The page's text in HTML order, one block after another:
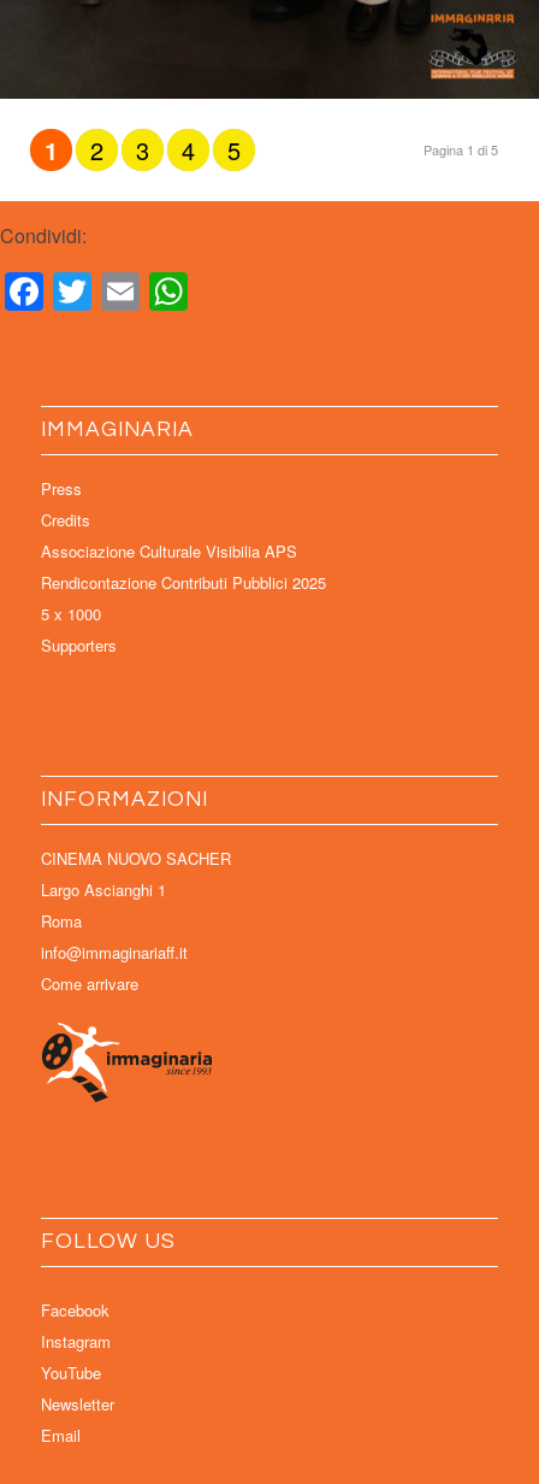
Pagina 1 di 5
1 2 3 4 5
Condividi:
Facebook
Twitter
Email
IMMAGINARIA
Press
Credits
Associazione Culturale Visibilia APS
Rendicontazione Contributi Pubblici 2025
5 x 1000
Supporters
INFORMAZIONI
CINEMA NUOVO SACHER
Largo Ascianghi 1
Roma
info@immaginariaff.it
Come arrivare
FOLLOW US
Facebook
Instagram
YouTube
Newsletter
Email